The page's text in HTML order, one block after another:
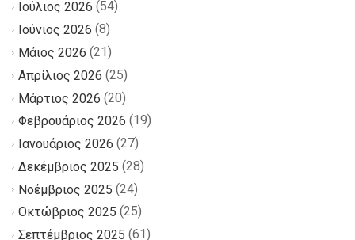
Ιούλιος 2026 (54)
Ιούνιος 2026 (8)
Μάιος 2026 (21)
Απρίλιος 2026 (25)
Μάρτιος 2026 (20)
Φεβρουάριος 2026 (19)
Ιανουάριος 2026 (27)
Δεκέμβριος 2025 (28)
Νοέμβριος 2025 (24)
Οκτώβριος 2025 (25)
Σεπτέμβριος 2025 (61)